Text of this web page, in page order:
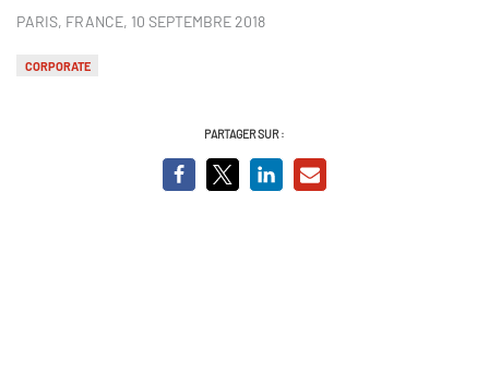
PARIS, FRANCE, 10 SEPTEMBRE 2018
CORPORATE
PARTAGER SUR :